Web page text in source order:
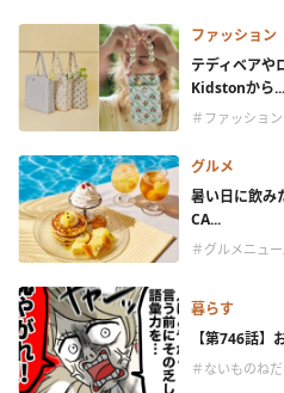
ファッション
テディベア
Kidstonから...
＃ファッショ
グルメ
暑い日に飲み
CA...
＃グルメニュー
暮らす
【第746話】
＃ないものねだ